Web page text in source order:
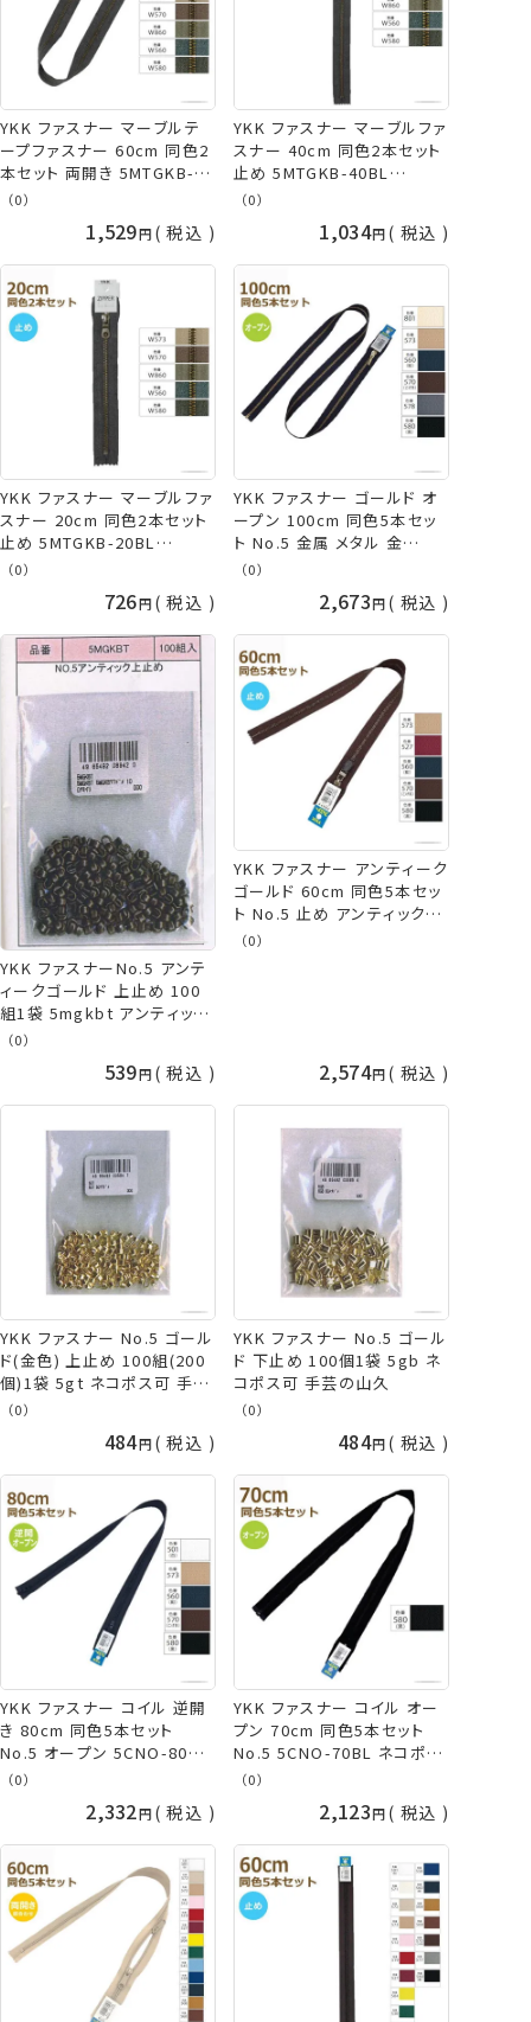
YKK ファスナー マーブルテ
ープファスナー 60cm 同色2
本セット 両開き 5MTGKB-
60SH Marble Tape
（0）
1,529 税込
YKK ファスナー マーブルファ
スナー 40cm 同色2本セット
止め 5MTGKB-40BL
Marble Tape Fastner ネコ
（0）
1,034 税込
YKK ファスナー マーブルファ
スナー 20cm 同色2本セット
止め 5MTGKB-20BL
Marble Tape Fastner ネコ
（0）
726 税込
YKK ファスナー ゴールド オ
ープン 100cm 同色5本セッ
ト No.5 金属 メタル 金
5MGO-100BL ネコポス可
（0）
2,673 税込
YKK ファスナーNo.5 アンテ
ィークゴールド 上止め 100
組1袋 5mgkbt アンティック
上止 ネコポス可 手芸の山久
（0）
539 税込
YKK ファスナー アンティーク
ゴールド 60cm 同色5本セッ
ト No.5 止め アンティック止
金属 メタル バッグ リュック
（0）
2,574 税込
YKK ファスナー No.5 ゴール
ド(金色) 上止め 100組(200
個)1袋 5gt ネコポス可 手芸
の山久
（0）
484 税込
YKK ファスナー No.5 ゴール
ド 下止め 100個1袋 5gb ネ
コポス可 手芸の山久
（0）
484 税込
YKK ファスナー コイル 逆開
き 80cm 同色5本セット
No.5 オープン 5CNO-80BL
手芸の山久
（0）
2,332 税込
YKK ファスナー コイル オー
プン 70cm 同色5本セット
No.5 5CNO-70BL ネコポス
可 手芸の山久
（0）
2,123 税込